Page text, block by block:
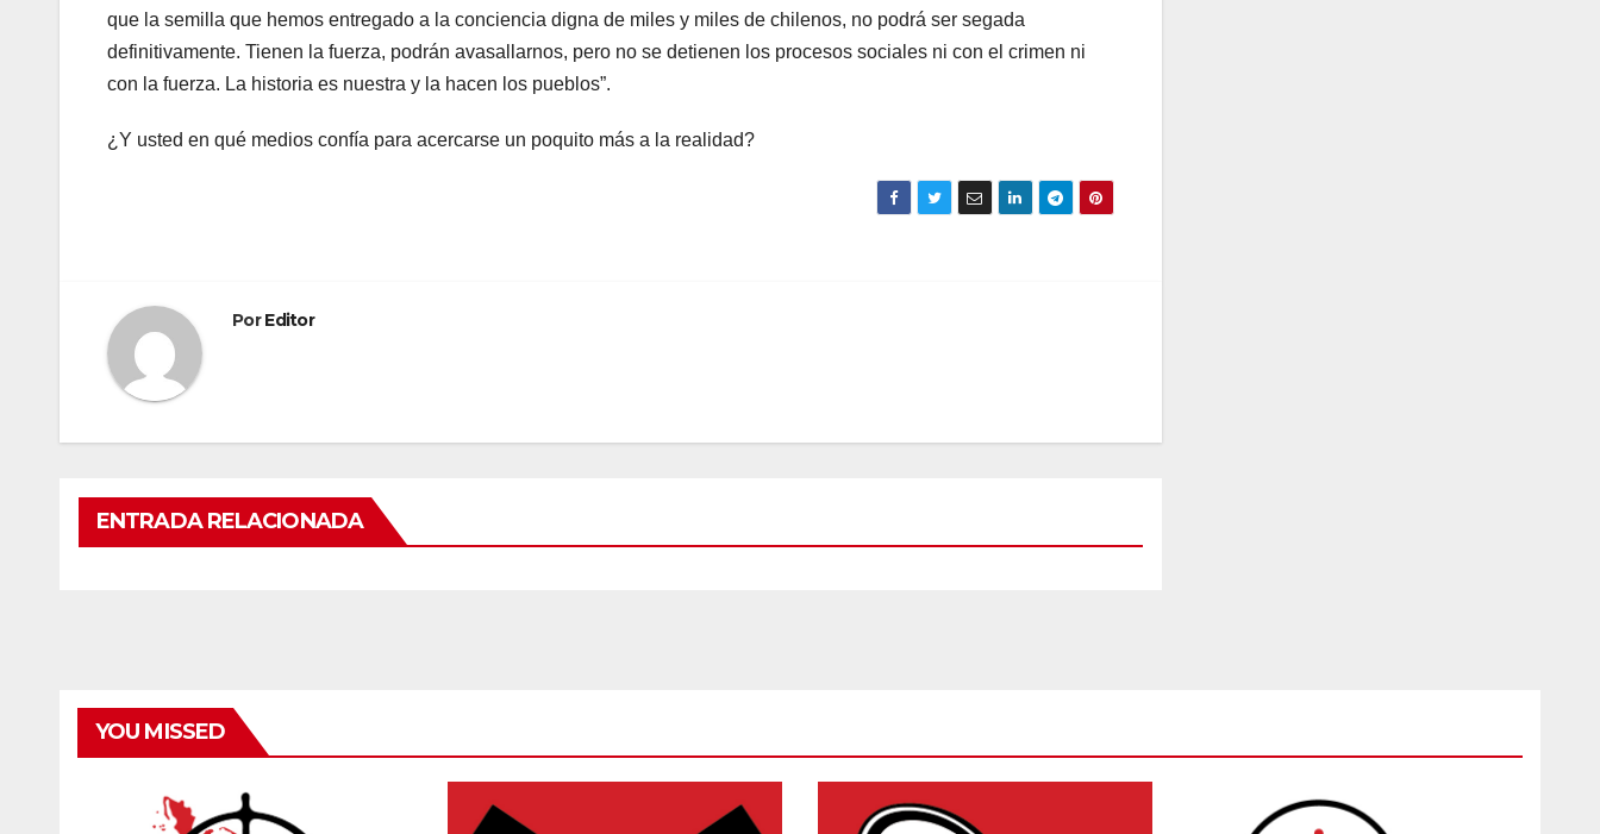
que la semilla que hemos entregado a la conciencia digna de miles y miles de chilenos, no podrá ser segada
definitivamente. Tienen la fuerza, podrán avasallarnos, pero no se detienen los procesos sociales ni con el crimen ni
con la fuerza. La historia es nuestra y la hacen los pueblos”.
¿Y usted en qué medios confía para acercarse un poquito más a la realidad?
PorEditor
ENTRADA RELACIONADA
YOU MISSED